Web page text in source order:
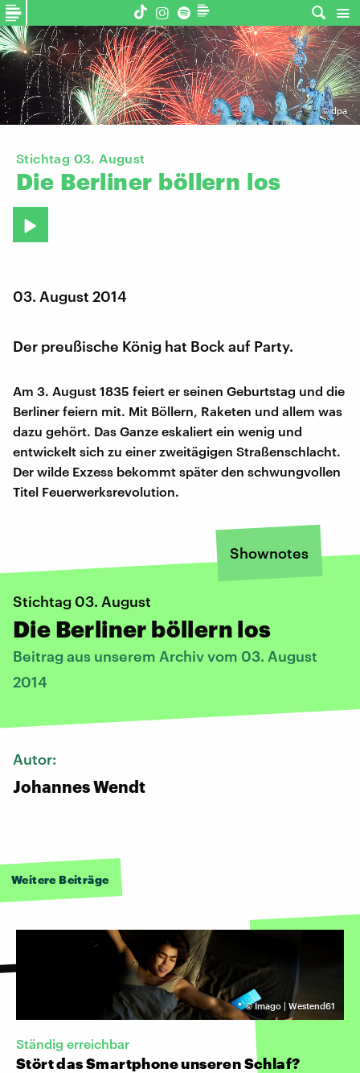
©dpa
Stichtag 03. August
Die Berliner böllern los
03. August 2014
Der preußische König hat Bock auf Party.
Am 3. August 1835 feiert er seinen Geburtstag und die
Berliner feiern mit. Mit Böllern, Raketen und allem was
dazu gehört. Das Ganze eskaliert ein wenig und
entwickelt sich zu einer zweitägigen Straßenschlacht.
Der wilde Exzess bekommt später den schwungvollen
Titel Feuerwerksrevolution.
Shownotes
Stichtag 03. August
Die Berliner böllern los
Beitrag aus unserem Archiv vom 03. August
2014
Autor:
Johannes Wendt
Weitere Beiträge
©Imago | Westend61
Ständig erreichbar
Stört das Smartphone unseren Schlaf?